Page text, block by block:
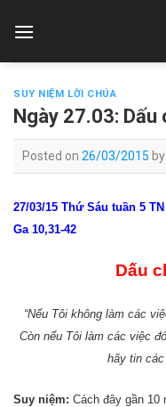
SUY NIỆM LỜI CHÚA
Ngày 27.03:
Posted on 26/03/2015 by
27/03/15 Thứ Sáu tuần 5 TN
Ga 10,31-42
Dấu
“Nếu Tôi không làm các
Còn nếu Tôi làm các việc
hãy tin các
Suy niệm: Cách đây gần 10